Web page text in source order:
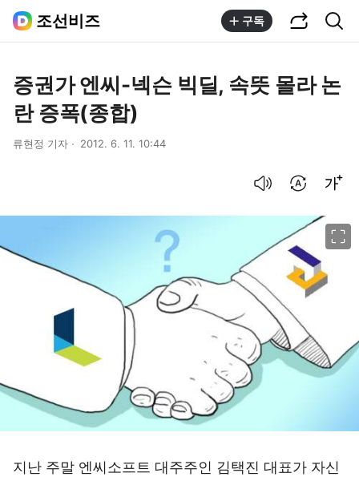
조선비즈 구독
증권가 엔씨-넥슨 빅딜, 속뜻 몰라 논
란 증폭(종합)
류현정 기자 2012. 6. 11. 10:44
지난 주말 엔씨소프트 대주주인 김택진 대표가 자신